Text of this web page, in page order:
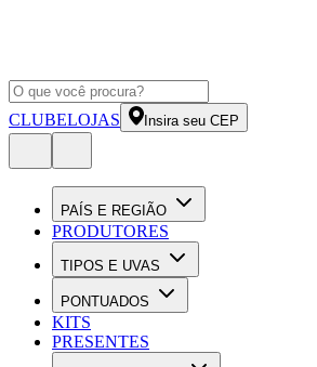
CLUBELOJAS Insira seu CEP
PAÍS E REGIÃO
PRODUTORES
TIPOS E UVAS
PONTUADOS
KITS
PRESENTES